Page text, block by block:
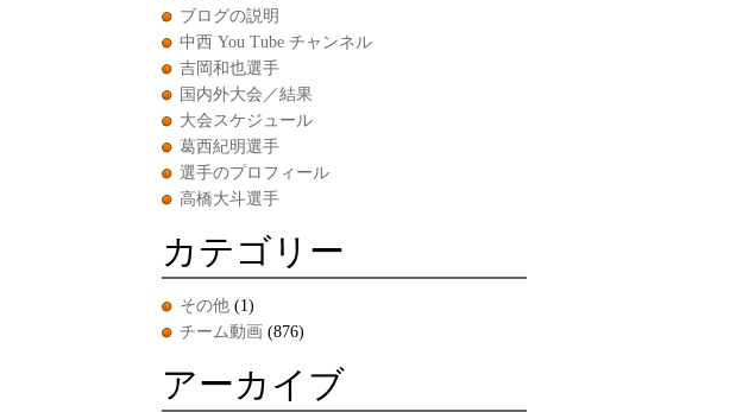
ブログの説明
中西 You Tube チャンネル
吉岡和也選手
国内外大会／結果
大会スケジュール
葛西紀明選手
選手のプロフィール
高橋大斗選手
カテゴリー
その他(1)
チーム動画 (876)
アーカイブ